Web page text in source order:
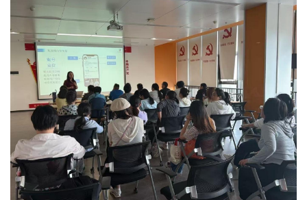
专题
经济
城建
科教
健康
悠游
相亲